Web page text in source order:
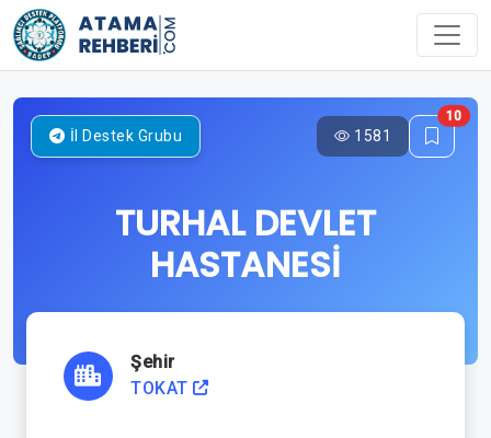
TURHAL DEVLET
HASTANESİ
İl Destek Grubu 1581
10
Şehir
TOKAT